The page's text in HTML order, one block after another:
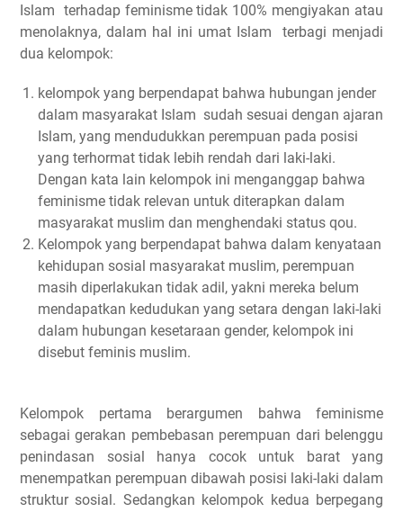
Islam terhadap feminisme tidak 100% mengiyakan atau
menolaknya, dalam hal ini umat Islam terbagi menjadi
dua kelompok:
kelompok yang berpendapat bahwa hubungan jender
dalam masyarakat Islam sudah sesuai dengan ajaran
Islam, yang mendudukkan perempuan pada posisi
yang terhormat tidak lebih rendah dari laki-laki.
Dengan kata lain kelompok ini menganggap bahwa
feminisme tidak relevan untuk diterapkan dalam
masyarakat muslim dan menghendaki status qou.
Kelompok yang berpendapat bahwa dalam kenyataan
kehidupan sosial masyarakat muslim, perempuan
masih diperlakukan tidak adil, yakni mereka belum
mendapatkan kedudukan yang setara dengan laki-laki
dalam hubungan kesetaraan gender, kelompok ini
disebut feminis muslim.
Kelompok pertama berargumen bahwa feminisme
sebagai gerakan pembebasan perempuan dari belenggu
penindasan sosial hanya cocok untuk barat yang
menempatkan perempuan dibawah posisi laki-laki dalam
struktur sosial. Sedangkan kelompok kedua berpegang